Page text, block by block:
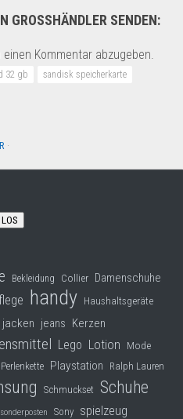
GROSSHÄNDLER SENDEN:
einen Kommentar abzugeben.
32 gb
sandisk speicherkarte
·
LOS
Bekleidung Collier Damenschuhe
handy Haushaltsgeräte
jacken jeans Kerzen
Lego Lotion Mode
Perlenkette Playstation Ralph Lauren
Schmuckset Schuhe
sonderposten Sony spielzeug